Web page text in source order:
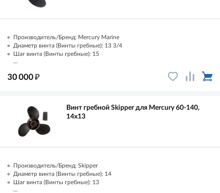
Производитель/Бренд: Mercury Marine
Диаметр винта (Винты гребные): 13 3/4
Шаг винта (Винты гребные): 15
...
30 000₽
Винт гребной Skipper для Mercury 60-140,
14x13
Производитель/Бренд: Skipper
Диаметр винта (Винты гребные): 14
Шаг винта (Винты гребные): 13
...